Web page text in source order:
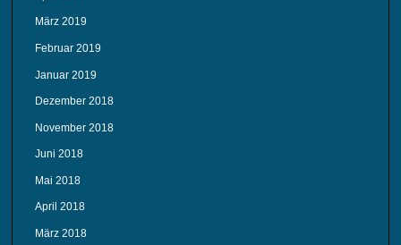
März 2019
Februar 2019
Januar 2019
Dezember 2018
November 2018
Juni 2018
Mai 2018
April 2018
März 2018